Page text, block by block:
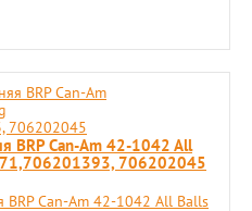
BRP Can-Am 42-1042 All
706202045
Can-Am 42-1042 All Balls